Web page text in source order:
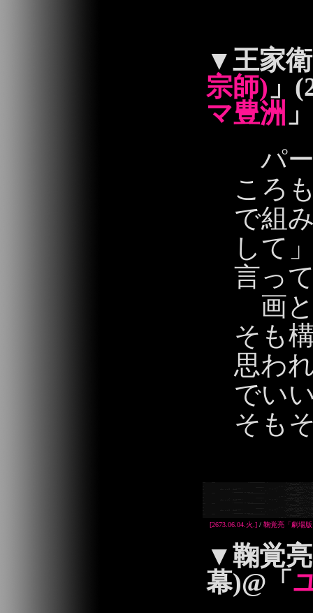
▼王家
宗師) 」
マ豊洲 」
パー
ころ
で組
して
言っ
画と
そも
思わ
でい
そも
[2673.06.04.火.] / 鞠覚亮「劇場
▼鞠覚
幕)@「